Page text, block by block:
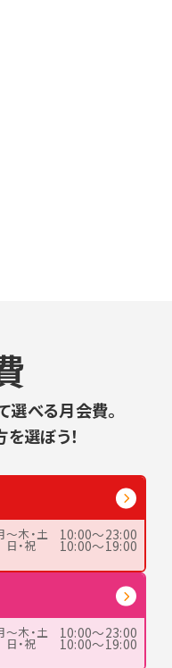
選べる月会費。
選ぼう！
〜木・土 10:00〜23:00
日・祝 10:00〜19:00
〜木・土 10:00〜23:00
日・祝 10:00〜19:00